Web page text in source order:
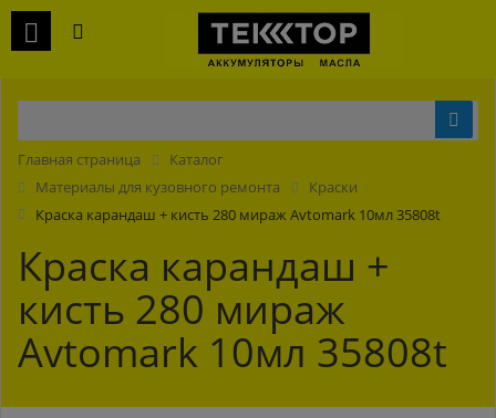
Главная страница
Каталог
Материалы для кузовного ремонта
Краски
Краска карандаш + кисть 280 мираж Avtomark 10мл 35808t
Краска карандаш +
кисть 280 мираж
Avtomark 10мл 35808t